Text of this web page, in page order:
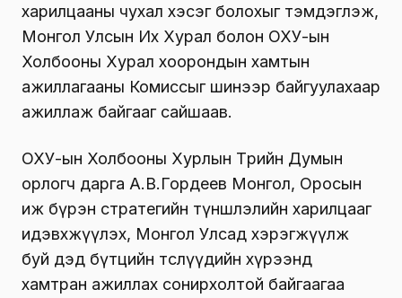
харилцааны чухал хэсэг болохыг тэмдэглэж,
Монгол Улсын Их Хурал болон ОХУ-ын
Холбооны Хурал хоорондын хамтын
ажиллагааны Комиссыг шинээр байгуулахаар
ажиллаж байгааг сайшаав.
ОХУ-ын Холбооны Хурлын Төрийн Думын
орлогч дарга А.В.Гордеев Монгол, Оросын
иж бүрэн стратегийн түншлэлийн харилцааг
идэвхжүүлэх, Монгол Улсад хэрэгжүүлж
буй дэд бүтцийн төслүүдийн хүрээнд
хамтран ажиллах сонирхолтой байгаагаа